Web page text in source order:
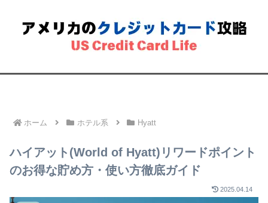
ホーム ホテル系 Hyatt
ハイアット(World of Hyatt)リワードポイント
のお得な貯め方・使い方徹底ガイド
2025.04.14